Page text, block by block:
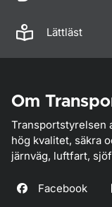
Lättläst
Om
Transportstyrelsen
hög kvalitet, säkra
järnväg, luftfart,
Facebook